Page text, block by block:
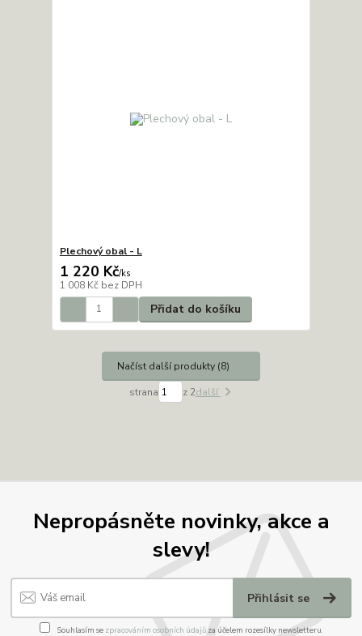
Plechový obal - L
1 220 Kč/ks
1 008 Kč bez DPH
Přidat do košíku
Načíst další produkty (8)
strana z 2další
Nepropásněte novinky, akce a
slevy!
Přihlásit se
Souhlasím se zpracováním osobních údajůza účelem rozesílky newsletteru.